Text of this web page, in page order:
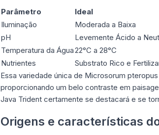
Parâmetro
Ideal
Iluminação
Moderada a Baixa
pH
Levemente Ácido a
Temperatura da Água22°C a 28°C
Nutrientes
Substrato Rico e
Essa variedade única de Microsorum
proporcionando um belo contraste em
Java Trident certamente se destacará e se
Origens e características